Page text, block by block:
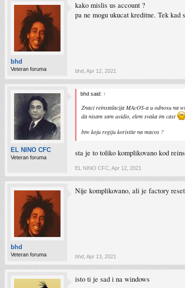
bhd
Veteran foruma
kako mislis us account ?
pa ne mogu ukucat kreditne. Tek kad
bhd Apr 12, 2021
EL NINO CFC
Veteran foruma
bhd said: ↑
Znaci reinstalacija MAcOS-a u odnosu na
da nisam sam uvidio, elem svaka im cast
btw koju regiju koristite na macos ?
sta je to toliko komplikovano kod
EL NINO CFC Apr 12, 2021
bhd
Veteran foruma
Nije komplikovano, ali je factory
bhd Apr 13, 2021
isto ti je sad i na windows